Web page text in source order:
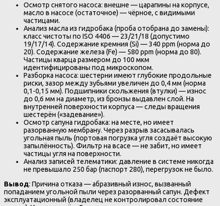
Осмотр снятого насоса: внешне — царапины на корпусе,
масло в насосе (остаточное) — чёрное, с видимыми
частицами.
Анализ масла из гидробака (проба отобрана до замены):
класс чистоты по ISO 4406 — 23/21/18 (допустимо
19/17/14). Содержание кремния (Si) — 340 ppm (норма до
20). Содержание железа (Fe) — 580 ppm (норма до 80).
Частицы кварца размером до 100 мкм
идентифицированы под микроскопом.
Разборка насоса: шестерни имеют глубокие продольные
риски, зазор между зубьями увеличен до 0,4 мм (норма
0,1-0,15 мм). Подшипники скольжения (втулки) — износ
до 0,6 мм на диаметр, из бронзы выдавлен слой. На
внутренней поверхности корпуса — следы вращения
шестерён («задевание»).
Осмотр сапуна гидробака: на месте, но имеет
разорванную мембрану. Через разрыв засасывалась
угольная пыль (портовая погрузка угля создаёт высокую
запылённость). Фильтр на всасе — не забит, но имеет
частицы угля на поверхности.
Анализ записей телематики: давление в системе никогда
не превышало 250 бар (паспорт 280), перегрузок не было.
Вывод: Причина отказа — абразивный износ, вызванный
попаданием угольной пыли через разорванный сапун. Дефект
эксплуатационный (владелец не контролировал состояние